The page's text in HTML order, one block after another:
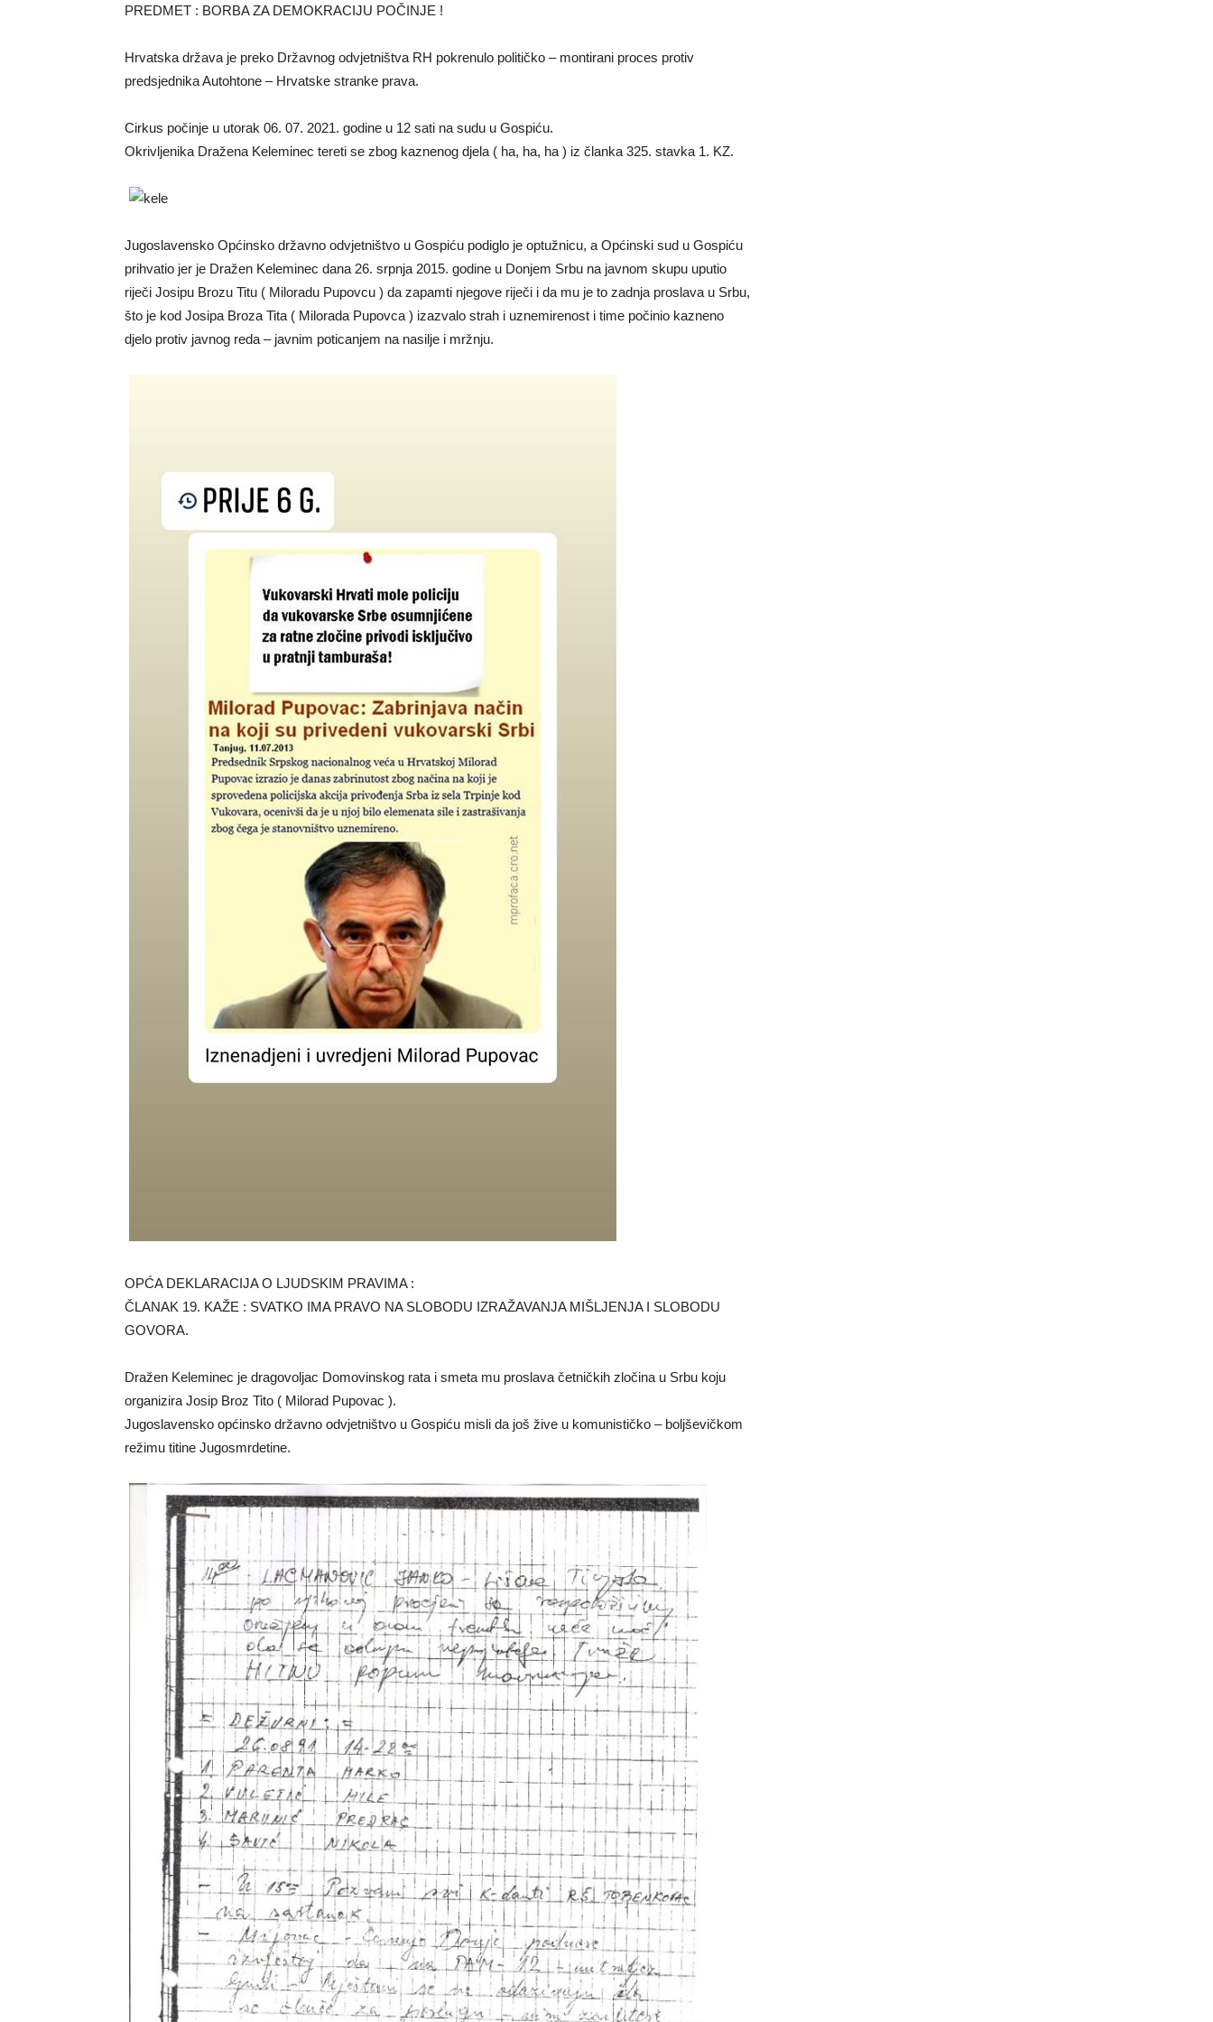
PREDMET : BORBA ZA DEMOKRACIJU POČINJE !
Hrvatska država je preko Državnog odvjetništva RH pokrenulo političko – montirani proces protiv
predsjednika Autohtone – Hrvatske stranke prava.
Cirkus počinje u utorak 06. 07. 2021. godine u 12 sati na sudu u Gospiću.
Okrivljenika Dražena Keleminec tereti se zbog kaznenog djela ( ha, ha, ha ) iz članka 325. stavka 1. KZ.
Jugoslavensko Općinsko državno odvjetništvo u Gospiću podiglo je optužnicu, a Općinski sud u Gospiću
prihvatio jer je Dražen Keleminec dana 26. srpnja 2015. godine u Donjem Srbu na javnom skupu uputio
riječi Josipu Brozu Titu ( Miloradu Pupovcu ) da zapamti njegove riječi i da mu je to zadnja proslava u Srbu,
što je kod Josipa Broza Tita ( Milorada Pupovca ) izazvalo strah i uznemirenost i time počinio kazneno
djelo protiv javnog reda – javnim poticanjem na nasilje i mržnju.
OPĆA DEKLARACIJA O LJUDSKIM PRAVIMA :
ČLANAK 19. KAŽE : SVATKO IMA PRAVO NA SLOBODU IZRAŽAVANJA MIŠLJENJA I SLOBODU
GOVORA.
Dražen Keleminec je dragovoljac Domovinskog rata i smeta mu proslava četničkih zločina u Srbu koju
organizira Josip Broz Tito ( Milorad Pupovac ).
Jugoslavensko općinsko državno odvjetništvo u Gospiću misli da još žive u komunističko – boljševičkom
režimu titine Jugosmrdetine.